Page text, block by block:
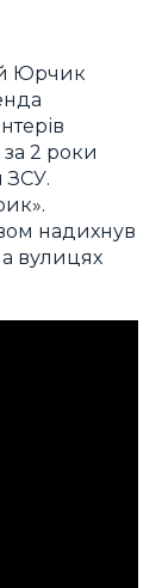
Юрчик
за 2 роки
ЗСУ.
надихнув
вулицях